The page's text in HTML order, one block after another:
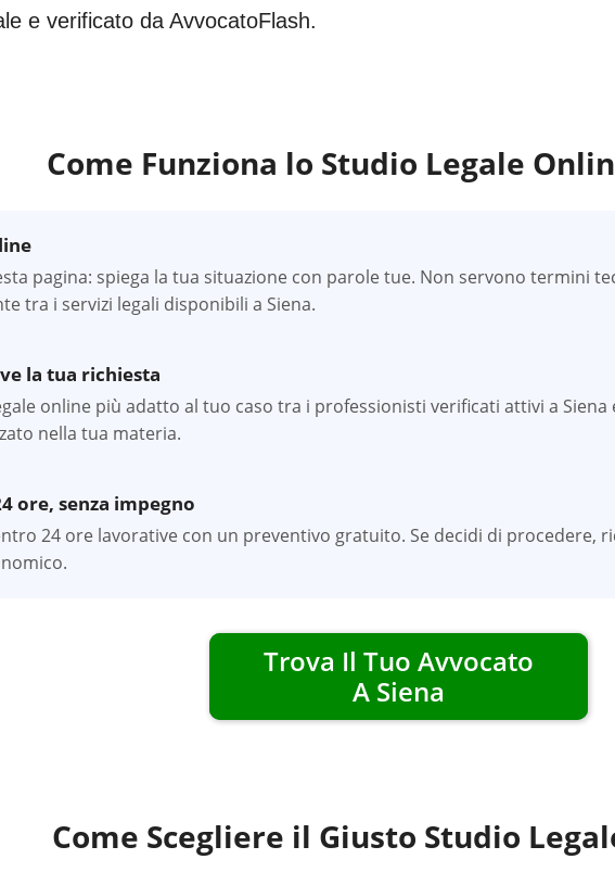
e verificato da AvvocatoFlash.
Come Funziona lo Studio Legale
pagina: spiega la tua situazione con parole tue. Non servono termini
tra i servizi legali disponibili a Siena.
la tua richiesta
online più adatto al tuo caso tra i professionisti verificati attivi a
nella tua materia.
ore, senza impegno
24 ore lavorative con un preventivo gratuito. Se decidi di procedere,
Trova Il Tuo Avvocato
A Siena
Come Scegliere il Giusto Studio